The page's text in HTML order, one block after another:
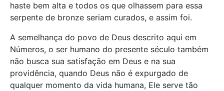
haste bem alta e todos os que olhassem para essa
serpente de bronze seriam curados, e assim foi.
A semelhança do povo de Deus descrito aqui em
Números, o ser humano do presente século também
não busca sua satisfação em Deus e na sua
providência, quando Deus não é expurgado de
qualquer momento da vida humana, Ele serve tão